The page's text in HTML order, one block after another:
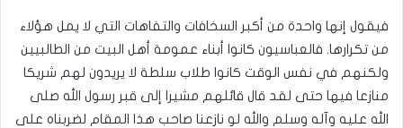
فيقول إنها واحدة من أكبر السخافات والتفاهات التي لا يمل هؤلاء
من تكرارها. فالعباسيون كانوا أبناء عمومة أهل البيت من الطالبيين
ولكنهم في نفس الوقت كانوا طلاب سلطة لا يريدون لهم شريكا
منازعا فيها حتى لقد قال قائلهم مشيرا إلى قبر رسول الله صلى
الله عليه وآله وسلم والله لو نازعنا صاحب هذا المقام لضربناه على